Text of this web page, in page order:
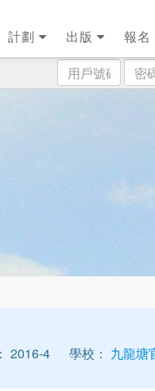
計劃 出版 報名
用
戶
密
碼
2016-4 學校： 九龍塘